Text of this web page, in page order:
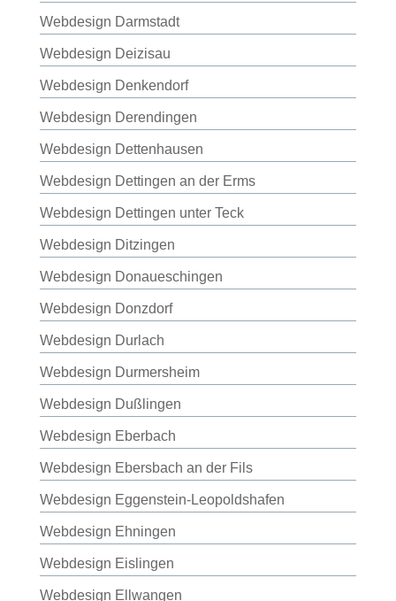
Webdesign Darmstadt
Webdesign Deizisau
Webdesign Denkendorf
Webdesign Derendingen
Webdesign Dettenhausen
Webdesign Dettingen an der Erms
Webdesign Dettingen unter Teck
Webdesign Ditzingen
Webdesign Donaueschingen
Webdesign Donzdorf
Webdesign Durlach
Webdesign Durmersheim
Webdesign Dußlingen
Webdesign Eberbach
Webdesign Ebersbach an der Fils
Webdesign Eggenstein-Leopoldshafen
Webdesign Ehningen
Webdesign Eislingen
Webdesign Ellwangen